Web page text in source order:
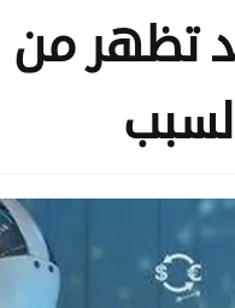
تظهر من